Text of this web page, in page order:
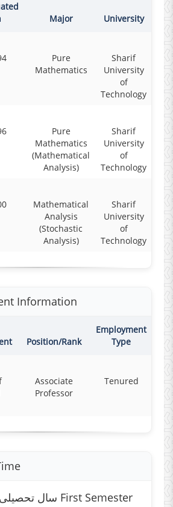
Major University
Pure
Mathematics
Sharif
University
of
Technology
Pure
Mathematics
(Mathematical
Analysis)
Sharif
University
of
Technology
Mathematical
Analysis
(Stochastic
Analysis)
Sharif
University
of
Technology
Information
Position/Rank
Employment
Type
Associate
Professor
Tenured
سال تحصیلی 1404-1405 First Semester